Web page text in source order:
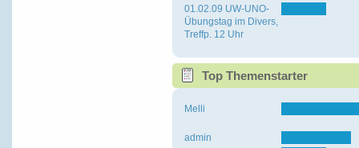
01.02.09 UW-UNO-
Übungstag im Divers,
Treffp. 12 Uhr
Top Themenstarter
Melli
admin